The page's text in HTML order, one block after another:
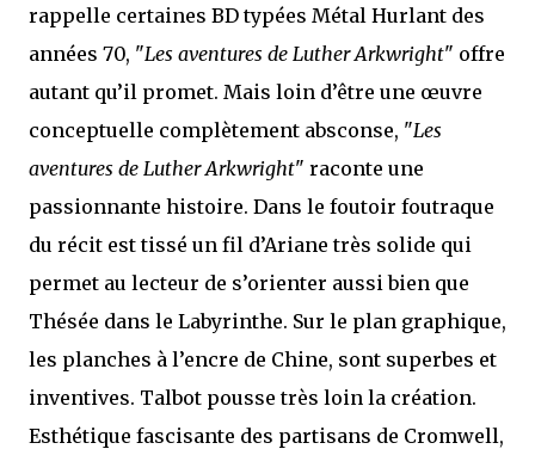
rappelle certaines BD typées Métal Hurlant des
années 70, "Les aventures de Luther Arkwright" offre
autant qu’il promet. Mais loin d’être une œuvre
conceptuelle complètement absconse, "Les
aventures de Luther Arkwright" raconte une
passionnante histoire. Dans le foutoir foutraque
du récit est tissé un fil d’Ariane très solide qui
permet au lecteur de s’orienter aussi bien que
Thésée dans le Labyrinthe. Sur le plan graphique,
les planches à l’encre de Chine, sont superbes et
inventives. Talbot pousse très loin la création.
Esthétique fascisante des partisans de Cromwell,